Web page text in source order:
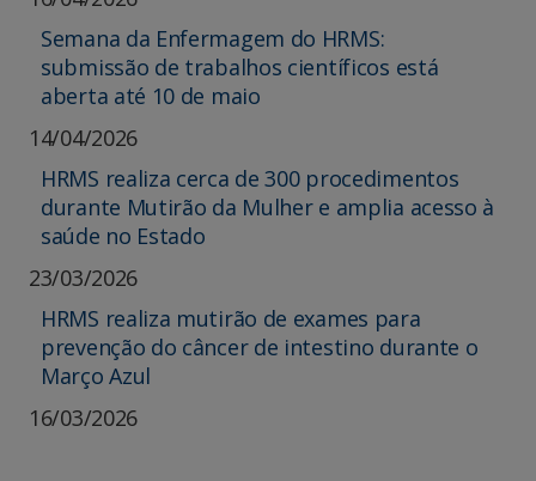
Semana da Enfermagem do HRMS:
submissão de trabalhos científicos está
aberta até 10 de maio
14/04/2026
HRMS realiza cerca de 300 procedimentos
durante Mutirão da Mulher e amplia acesso à
saúde no Estado
23/03/2026
HRMS realiza mutirão de exames para
prevenção do câncer de intestino durante o
Março Azul
16/03/2026